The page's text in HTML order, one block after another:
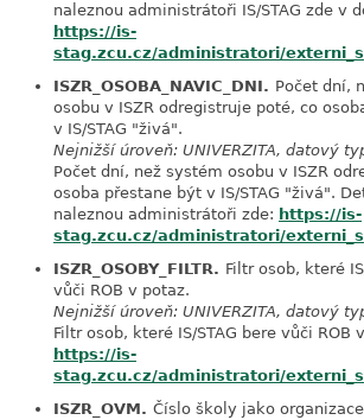
naleznou administrátoři IS/STAG zde v
https://is-
stag.zcu.cz/administratori/
ISZR_OSOBA_NAVIC_DNI. Počet dní,
osobu v ISZR odregistruje poté, co
v IS/STAG "živá".
Nejnižší úroveň: UNIVERZITA, datový
Počet dní, než systém osobu v ISZR
osoba přestane být v IS/STAG "živá".
naleznou administrátoři zde: https://is-
stag.zcu.cz/administratori/
ISZR_OSOBY_FILTR. Filtr osob, které
vůči ROB v potaz.
Nejnižší úroveň: UNIVERZITA, datový
Filtr osob, které IS/STAG bere vůči ROB
https://is-
stag.zcu.cz/administratori/
ISZR_OVM. Číslo školy jako organizace